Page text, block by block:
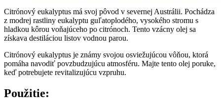
Citrónový eukalyptus má svoj pôvod v severnej Austrálii. Pochádza
z modrej rastliny eukalyptu guľatoplodého, vysokého stromu s
hladkou kôrou voňajúceho po citrónoch. Tento vzácny olej sa
získava destiláciou listov vodnou parou.
Citrónový eukalyptus je známy svojou osviežujúcou vôňou, ktorá
pomáha navodiť povzbudzujúcu atmosféru. Majte tento olej poruke,
keď potrebujete revitalizujúcu vzpruhu.
Použitie: